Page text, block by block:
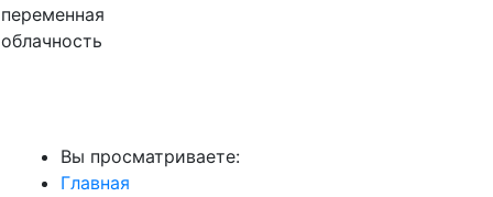
переменная
облачность
Вы просматриваете:
Главная